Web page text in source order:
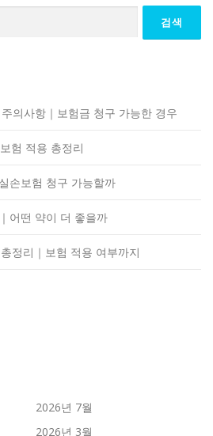
의사항｜보험금 청구 가능한 경우
험 적용 총정리
손보험 청구 가능할까
어떤 약이 더 좋을까
정리｜보험 적용 여부까지
2026년 7월
2026년 3월